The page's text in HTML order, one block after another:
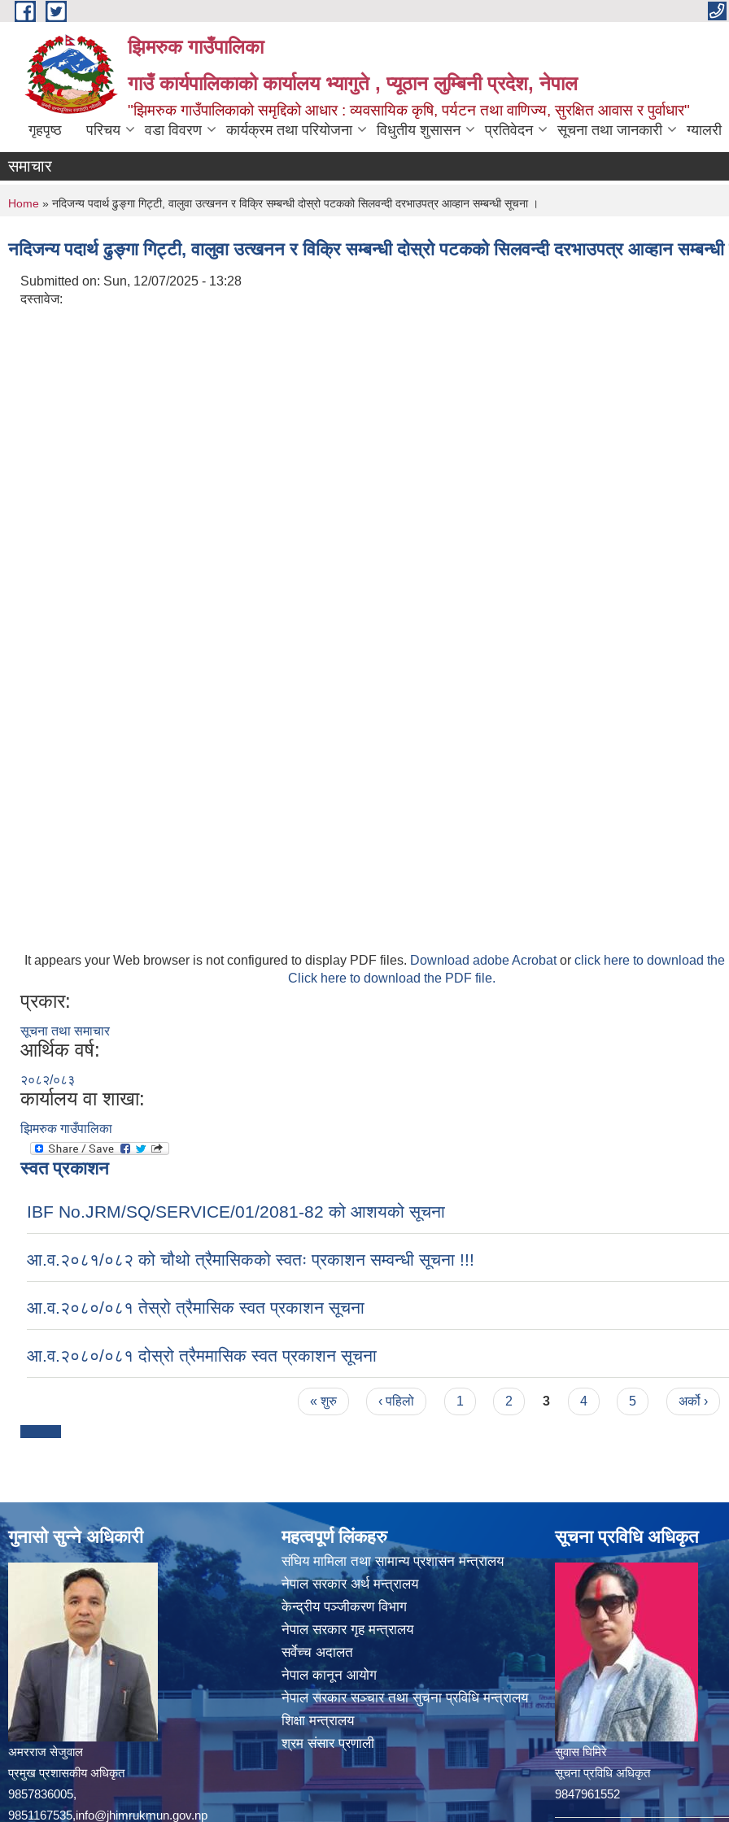
Skip to main content
झिमरुक गाउँपालिका
गाउँ कार्यपालिकाको कार्यालय भ्यागुते , प्यूठान लुम्बिनी प्रदेश, नेपाल
"झिमरुक गाउँपालिकाको समृद्दिको आधार : व्यवसायिक कृषि, पर्यटन तथा वाणिज्य, सुरक्षित आवास र पुर्वाधार"
गृहपृष्ठ परिचय वडा विवरण कार्यक्रम तथा परियोजना विधुतीय शुसासन प्रतिवेदन सूचना तथा जानकारी ग्यालरी
समाचार
You are here
Home » नदिजन्य पदार्थ ढुङ्गा गिट्टी, वालुवा उत्खनन र विक्रि सम्बन्धी द‍ोस्रो पटकको सिलवन्दी दरभाउपत्र आव्हान सम्बन्धी सूचना ।
नदिजन्य पदार्थ ढुङ्गा गिट्टी, वालुवा उत्खनन र विक्रि सम्बन्धी द‍ोस्रो पटकको सिलवन्दी दरभाउपत्र आव्हान
Submitted on: Sun, 12/07/2025 - 13:28
दस्तावेज:
It appears your Web browser is not configured to display PDF files. Download adobe Acrobator click here to download the
Click here to download the PDF file.
प्रकार:
सूचना तथा समाचार
आर्थिक वर्ष:
२०८२/०८३
कार्यालय वा शाखा:
झिमरुक गाउँपालिका
स्वत प्रकाशन
IBF No.JRM/SQ/SERVICE/01/2081-82 को आशयको सूचना
आ.व.२०८१/०८२ को चौथो त्रैमासिकको स्वतः प्रकाशन सम्वन्धी सूचना !!!
आ.व.२०८०/०८१ तेस्रो त्रैमासिक स्वत प्रकाशन सूचना
आ.व.२०८०/०८१ दोस्रो त्रैममासिक स्वत प्रकाशन सूचना
« शुरु ‹ पहिलो 1 2 3 4 5 अर्को ›
गुनासो सुन्ने अधिकारी
अमरराज सेजुवाल
प्रमुख प्रशासकीय अधिकृत
9857836005,
9851167535,info@jhimrukmun.gov.np
महत्वपूर्ण लिंकहरु
संघिय मामिला तथा सामान्य प्रशासन मन्त्रालय
नेपाल सरकार अर्थ मन्त्रालय
केन्द्रीय पञ्जीकरण विभाग
नेपाल सरकार गृह मन्त्रालय
सर्वेच्च अदालत
नेपाल कानून आयोग
नेपाल सरकार सञ्चार तथा सुचना प्रविधि मन्त्रालय
शिक्षा मन्त्रालय
श्रम संसार प्रणाली
सूचना प्रविधि अधिकृत
सुवास घिमिरे
सूचना प्रविधि अधिकृत
9847961552